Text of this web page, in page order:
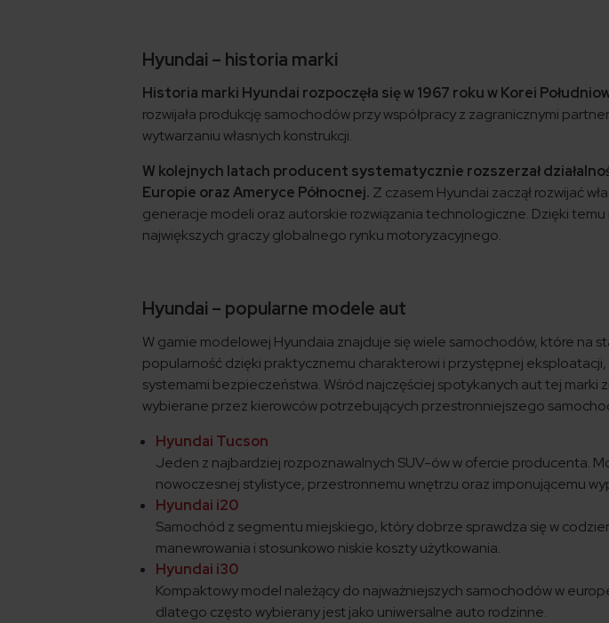
Hyundai – historia marki
Historia marki Hyundai rozpoczęła się w 1967 roku w Korei
rozwijała produkcję samochodów przy współpracy z zagranicznymi
wytwarzaniu własnych konstrukcji.
W kolejnych latach producent systematycznie rozszerzał
Europie oraz Ameryce Północnej. Z czasem Hyundai zaczął rozwijać
generacje modeli oraz autorskie rozwiązania technologiczne. Dzięki
największych graczy globalnego rynku motoryzacyjnego.
Hyundai – popularne modele aut
W gamie modelowej Hyundaia znajduje się wiele samochodów, które na
popularność dzięki praktycznemu charakterowi i przystępnej
systemami bezpieczeństwa. Wśród najczęściej spotykanych aut tej
wybierane przez kierowców potrzebujących przestronniejszego
Hyundai Tucson
Jeden z najbardziej rozpoznawalnych SUV-ów w ofercie producenta.
nowoczesnej stylistyce, przestronnemu wnętrzu oraz imponującemu
Hyundai i20
Samochód z segmentu miejskiego, który dobrze sprawdza się w
manewrowania i stosunkowo niskie koszty użytkowania.
Hyundai i30
Kompaktowy model należący do najważniejszych samochodów w
dlatego często wybierany jest jako uniwersalne auto rodzinne.